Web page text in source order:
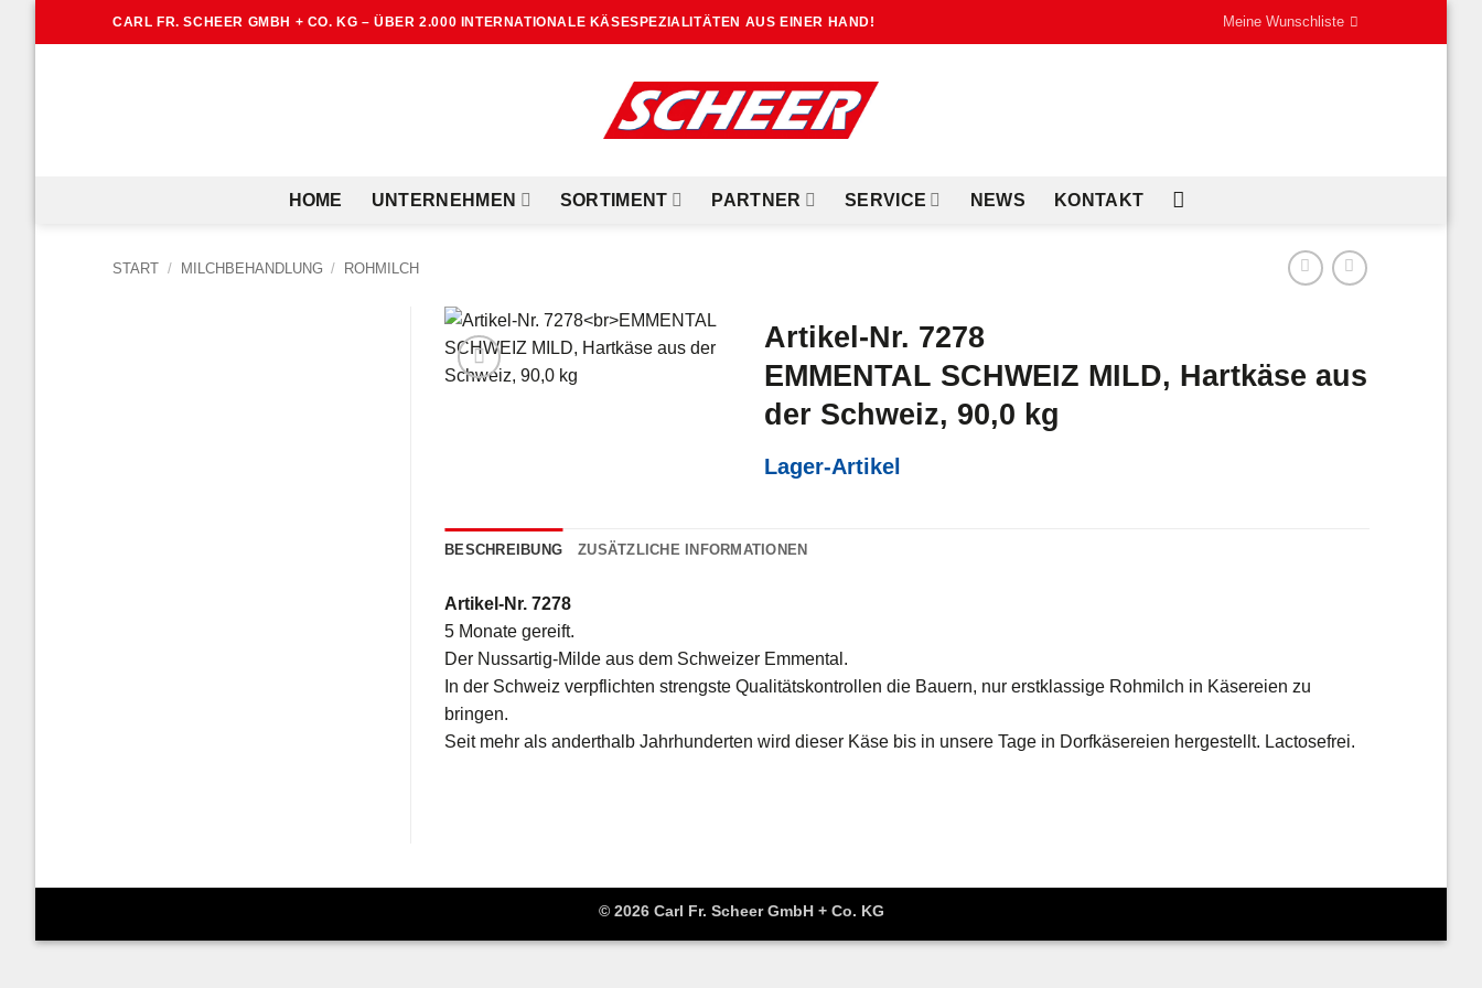
Inhalt
CARL FR. SCHEER GMBH + CO. KG – ÜBER 2.000 INTERNATIONALE KÄSESPEZIALITÄTEN AUS EINER HAND! Meine Wunschliste
HOME UNTERNEHMEN SORTIMENT PARTNER SERVICE NEWS KONTAKT
START / MILCHBEHANDLUNG / ROHMILCH
Artikel-Nr. 7278
EMMENTAL SCHWEIZ MILD, Hartkäse aus
der Schweiz, 90,0 kg
Lager-Artikel
BESCHREIBUNG ZUSÄTZLICHE INFORMATIONEN
Artikel-Nr. 7278
5 Monate gereift.
Der Nussartig-Milde aus dem Schweizer Emmental.
In der Schweiz verpflichten strengste Qualitätskontrollen die Bauern, nur erstklassige Rohmilch in Käsereien zu
bringen.
Seit mehr als anderthalb Jahrhunderten wird dieser Käse bis in unsere Tage in Dorfkäsereien hergestellt. Lactosefrei.
© 2026 Carl Fr. Scheer GmbH + Co. KG